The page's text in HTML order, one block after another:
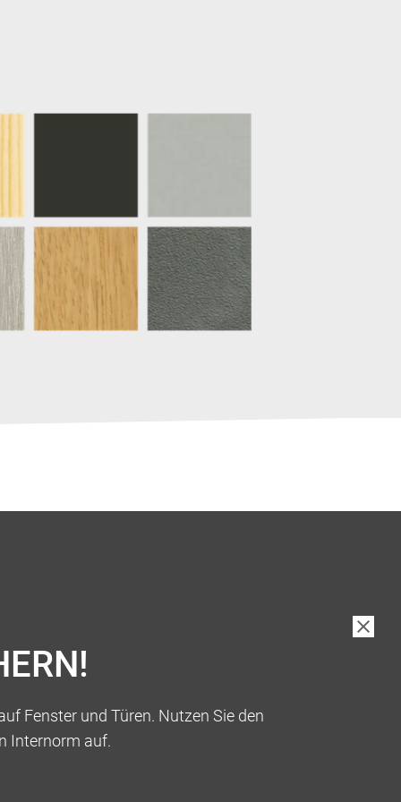
Fenster und Türen. Nutzen Sie den
Internorm auf.